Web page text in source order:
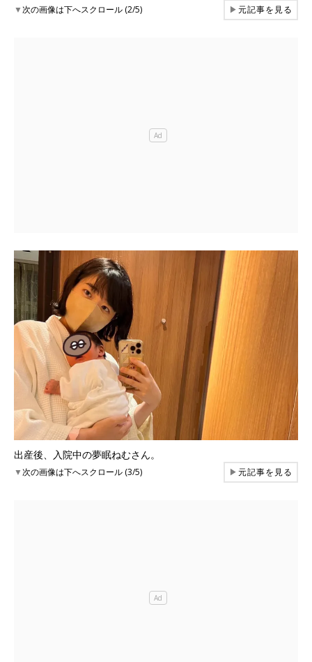
▼次の画像は下へスクロール (2/5) ▶元記事を見る
出産後、入院中の夢眠ねむさん。
▼次の画像は下へスクロール (3/5) ▶元記事を見る